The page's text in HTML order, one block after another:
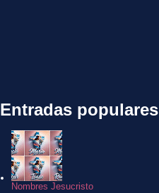
Entradas populares
Nombres Jesucristo